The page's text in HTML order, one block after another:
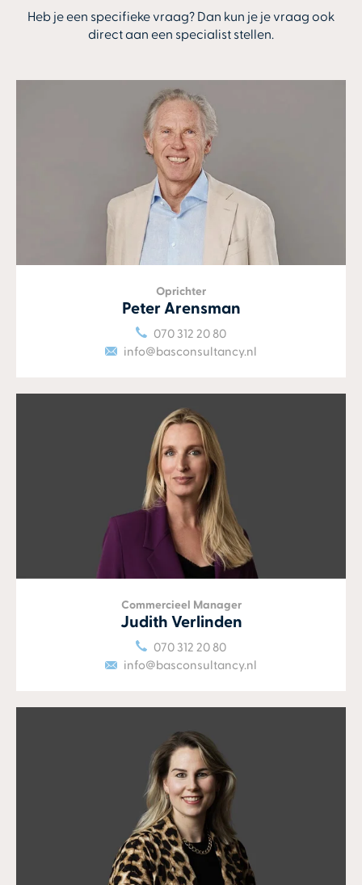
Heb je een specifieke vraag? Dan kun je je vraag ook
direct aan een specialist stellen.
Oprichter
Peter Arensman
070 312 20 80
info@basconsultancy.nl
Commercieel Manager
Judith Verlinden
070 312 20 80
info@basconsultancy.nl